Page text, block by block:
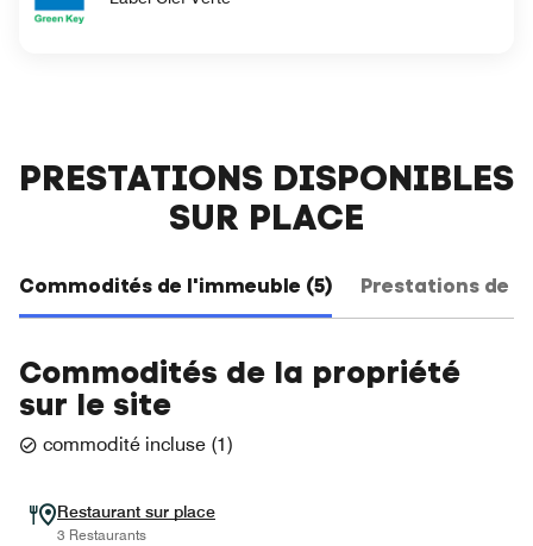
PRESTATIONS DISPONIBLES
SUR PLACE
Commodités de l'immeuble (5) Prestations de
Commodités de la propriété
sur le site
commodité incluse (1)
Restaurant sur place
3 Restaurants